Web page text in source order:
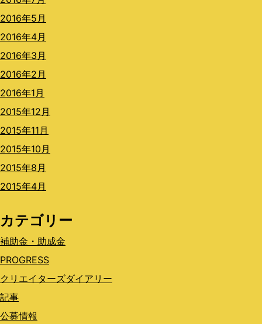
2016年5月
2016年4月
2016年3月
2016年2月
2016年1月
2015年12月
2015年11月
2015年10月
2015年8月
2015年4月
カテゴリー
補助金・助成金
PROGRESS
クリエイターズダイアリー
記事
公募情報